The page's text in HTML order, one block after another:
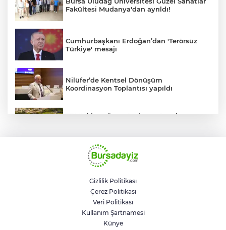
Fakültesi Mudanya'dan ayrıldı!
Cumhurbaşkanı Erdoğan’dan 'Terörsüz
Türkiye' mesajı
Nilüfer’de Kentsel Dönüşüm
Koordinasyon Toplantısı yapıldı
TBMM’de yoğun gündem... Çocuk
BUSKİ'den su tarifeleri açıklaması... Aylık
güncelleme yeni zam uygulaması değil
Geleceğin milli kaykaycıları
Osmangazi’de yarışıyor
Gizlilik Politikası
Çerez Politikası
Veri Politikası
Kullanım Şartnamesi
Künye